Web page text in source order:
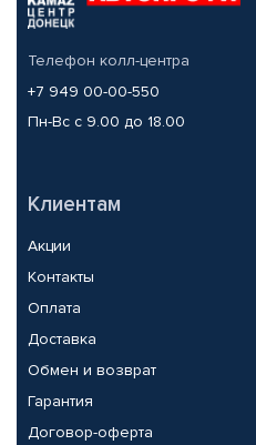
Телефон колл-центра
+7 949 00-00-550
Пн-Вс с 9.00 до 18.00
Клиентам
Акции
Контакты
Оплата
Доставка
Обмен и возврат
Гарантия
Договор-оферта